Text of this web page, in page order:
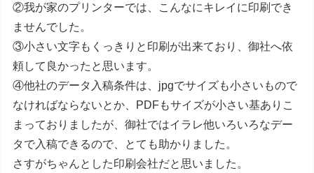
②我が家のプリンターでは、こんなにキレイに印刷でき
ませんでした。
③小さい文字もくっきりと印刷が出来ており、御社へ依
頼して良かったと思います。
④他社のデータ入稿条件は、jpgでサイズも小さいもので
なければならないとか、PDFもサイズが小さい基ありこ
まっておりましたが、御社ではイラレ他いろいろなデー
タで入稿できるので、とても助かりました。
さすがちゃんとした印刷会社だと思いました。